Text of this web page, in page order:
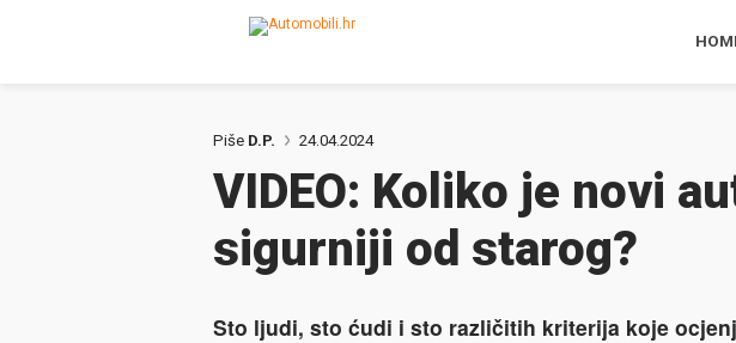
Piše D.P. 24.04.2024
VIDEO: Koliko je novi
sigurniji od starog?
Sto ljudi, sto ćudi i sto različitih kriterija koje